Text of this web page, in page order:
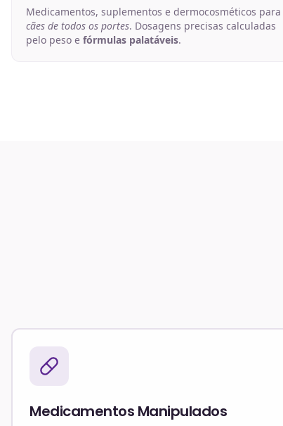
Medicamentos, suplementos e dermocosméticos para
cães de todos os portes. Dosagens precisas calculadas
pelo peso e fórmulas palatáveis.
Medicamentos Manipulados